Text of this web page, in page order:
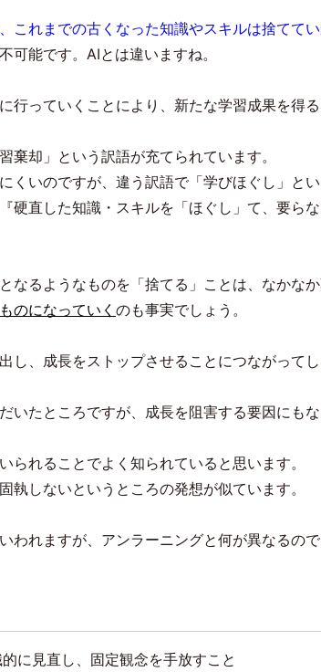
これまでの古くなった知識やスキルは捨てて
可能です。 AIとは違いますね。
行っていくことにより、新たな学習成果を得
棄却」という訳語が充てられています。
いのですが、違う訳語で「学びほぐし」とい
硬直した知識・スキルを「ほぐし」て、要ら
るようなものを「捨てる」ことは、なかなか
のになっていく のも事実でしょう。
、成長をストップさせることにつながってし
たところですが、成長を阻害する要因にも
れることでよく知られていると思います。
しないというところの発想が似ています。
われますが、アンラーニングと何が異なるの
に見直し、固定観念を手放すこと